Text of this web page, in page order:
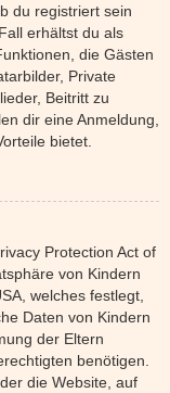
du registriert sein
erhältst du als
die Gästen
Private
Beitritt zu
dir eine Anmeldung,
bietet.
Protection Act of
von Kindern
welches festlegt,
Daten von Kindern
der Eltern
benötigen.
die Website, auf